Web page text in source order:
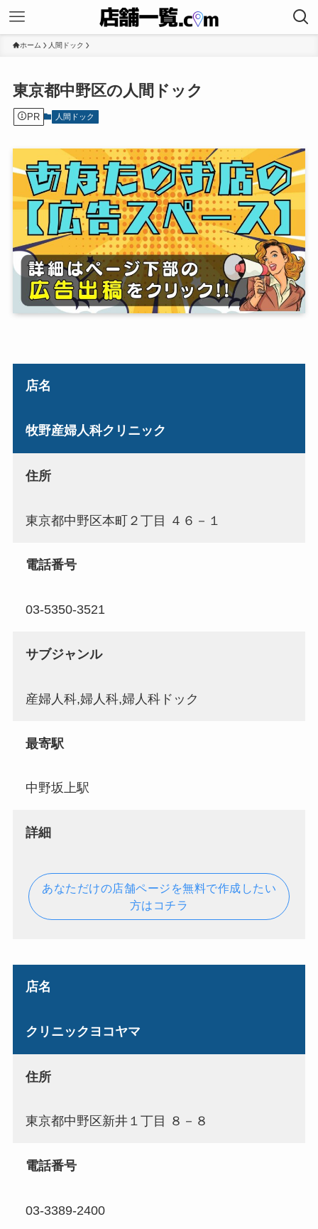
ホーム 人間ドック
東京都中野区の人間ドック
PR 人間ドック
店名
牧野産婦人科クリニック
住所
東京都中野区本町２丁目 ４６－１
電話番号
03-5350-3521
サブジャンル
産婦人科,婦人科,婦人科ドック
最寄駅
中野坂上駅
詳細
あなただけの店舗ページを無料で作成したい
方はコチラ
店名
クリニックヨコヤマ
住所
東京都中野区新井１丁目 ８－８
電話番号
03-3389-2400